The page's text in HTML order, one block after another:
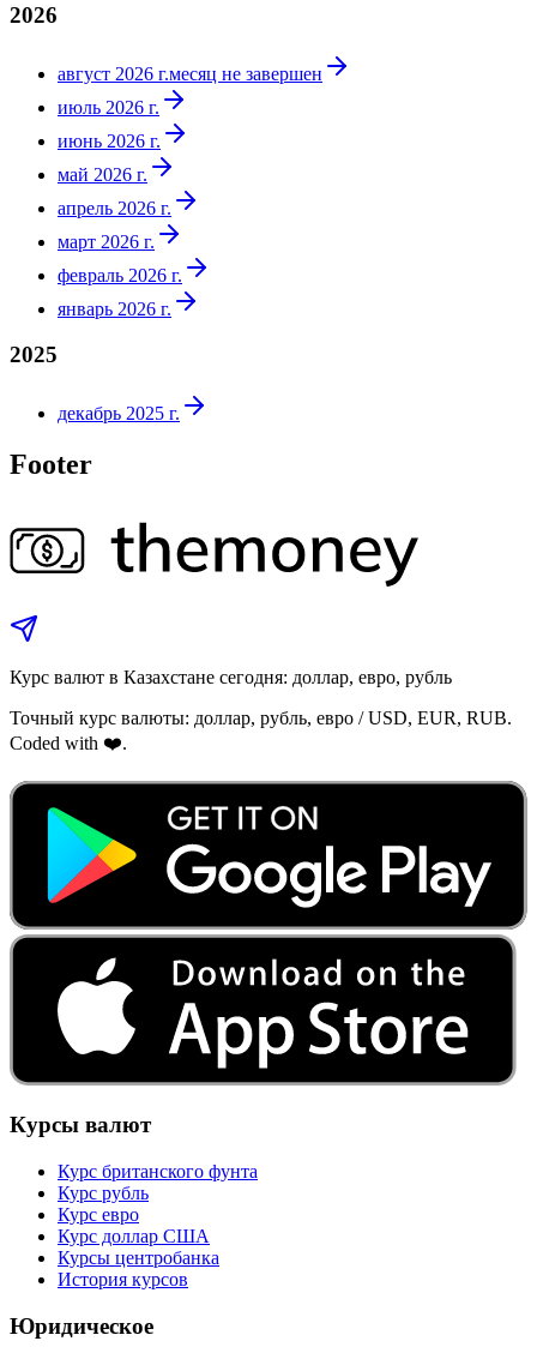
2026
август 2026 г.месяц не завершен
июль 2026 г.
июнь 2026 г.
май 2026 г.
апрель 2026 г.
март 2026 г.
февраль 2026 г.
январь 2026 г.
2025
декабрь 2025 г.
Footer
Курс валют в Казахстане сегодня: доллар, евро, рубль
Точный курс валюты: доллар, рубль, евро / USD, EUR, RUB.
Coded with ❤️.
Курсы валют
Курс британского фунта
Курс рубль
Курс евро
Курс доллар США
Курсы центробанка
История курсов
Юридическое